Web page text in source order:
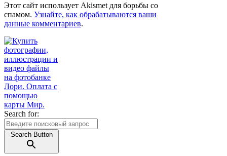
Этот сайт использует Akismet для борьбы со
спамом. Узнайте, как обрабатываются ваши
данные комментариев.
Search for:
Search Button